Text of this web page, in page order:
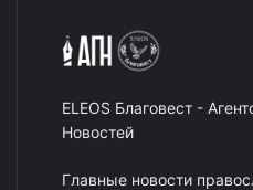
ELEOS Благовест -
Новостей
Главные новости